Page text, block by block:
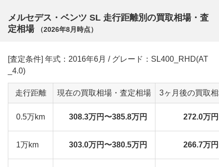
メルセデス・ベンツ SL 走行距離別の買取相場・査
定相場
（2026年8月 時点）
[査定条件] 年式：2016年6月 / グレード：SL400_RHD(AT
_4.0)
走行距離 現在の買取相場・査定相場 3ヶ月後の買取
0.5万km 308.3万円〜385.8万円 272.0万
1万km 303.0万円〜380.5万円 266.7万